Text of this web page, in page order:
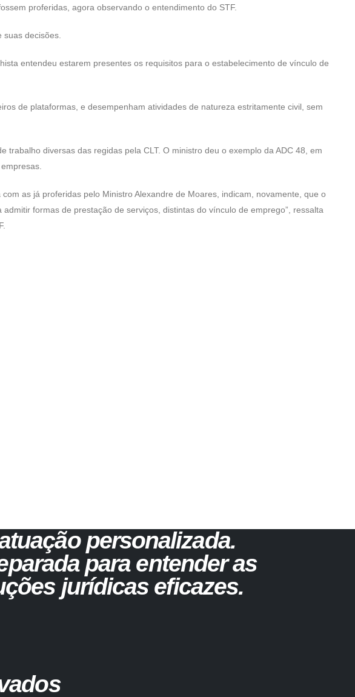
proferidas, agora observando o entendimento do STF.
decisões.
entendeu estarem presentes os requisitos para o estabelecimento de vínculo de
de plataformas, e desempenham atividades de natureza estritamente civil, sem
diversas das regidas pela CLT. O ministro deu o exemplo da ADC 48, em
as já proferidas pelo Ministro Alexandre de Moares, indicam, novamente, que o
formas de prestação de serviços, distintas do vínculo de emprego”, ressalta
personalizada.
para entender as
jurídicas eficazes.